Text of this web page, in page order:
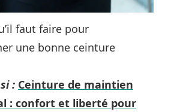
faut faire pour
une bonne ceinture
: Ceinture de maintien
: confort et liberté pour